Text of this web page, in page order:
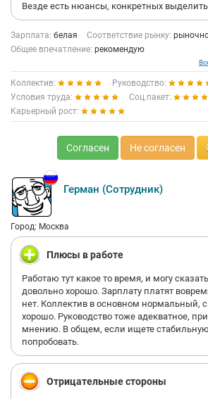
Везде есть нюансы, конкретных выделить
Зарплата: белая Соответствие рынку:
Общее впечатление: рекомендую
Коллектив:
Руководство:
Условия труда:
Соц.пакет:
Карьерный рост:
Согласен Не согласен
Герман (Сотрудник)
Город: Москва
Плюсы в работе
Работаю тут какое то время, и могу
довольно хорошо. Зарплату платят
нет. Коллектив в основном нормальный,
хорошо. Руководство тоже адекватное,
мнению. В общем, если ищете
попробовать.
Отрицательные стороны